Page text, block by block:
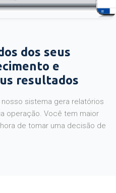
dos seus
e
resultados
sistema gera relatórios
operação. Você tem maior
de tomar uma decisão de